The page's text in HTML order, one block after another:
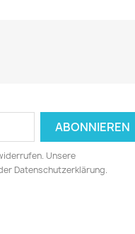
Unsere
Datenschutzerklärung.